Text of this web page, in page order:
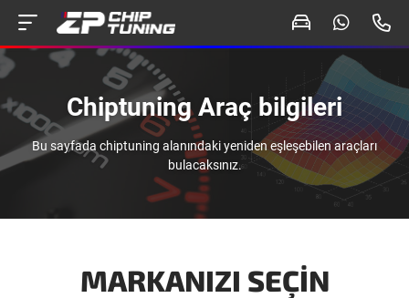
Chiptuning Araç bilgileri
Bu sayfada chiptuning alanındaki yeniden eşleşebilen araçları
bulacaksınız.
MARKANIZI SEÇIN